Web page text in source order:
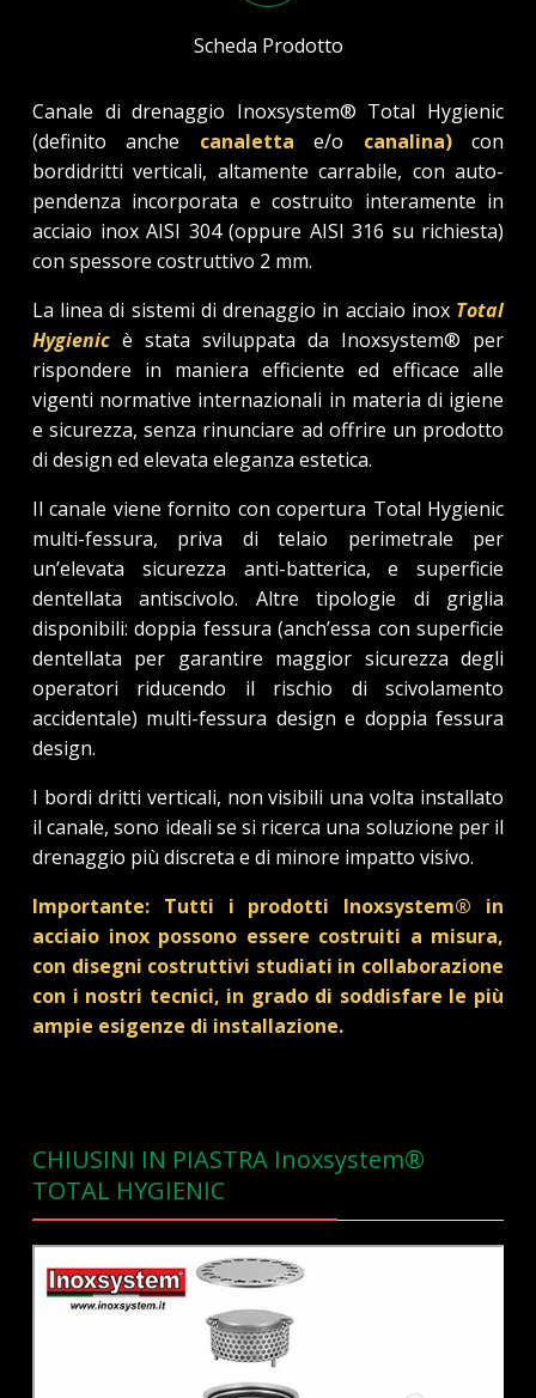
Scheda Prodotto
Canale di drenaggio Inoxsystem® Total Hygienic
(definito anche canaletta e/o canalina)con
bordidritti verticali, altamente carrabile, con auto-
pendenza incorporata e costruito interamente in
acciaio inox AISI 304 (oppure AISI 316 su richiesta)
con spessore costruttivo 2 mm.
La linea di sistemi di drenaggio in acciaio inox Total
Hygienic è stata sviluppata da Inoxsystem® per
rispondere in maniera efficiente ed efficace alle
vigenti normative internazionali in materia di igiene
e sicurezza, senza rinunciare ad offrire un prodotto
di design ed elevata eleganza estetica.
Il canale viene fornito con copertura Total Hygienic
multi-fessura, priva di telaio perimetrale per
un’elevata sicurezza anti-batterica, e superficie
dentellata antiscivolo. Altre tipologie di griglia
disponibili: doppia fessura (anch’essa con superficie
dentellata per garantire maggior sicurezza degli
operatori riducendo il rischio di scivolamento
accidentale) multi-fessura design e doppia fessura
design.
I bordi dritti verticali, non visibili una volta installato
il canale, sono ideali se si ricerca una soluzione per il
drenaggio più discreta e di minore impatto visivo.
Importante: Tutti i prodotti Inoxsystem® in
acciaio inox possono essere costruiti a misura,
con disegni costruttivi studiati in collaborazione
con i nostri tecnici, in grado di soddisfare le più
ampie esigenze di installazione.
CHIUSINI IN PIASTRA Inoxsystem®
TOTAL HYGIENIC